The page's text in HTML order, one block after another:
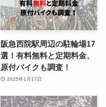
阪急西院駅周辺の駐輪場17
選！有料無料と定期料金、
原付バイクも調査！
2025年1月17日